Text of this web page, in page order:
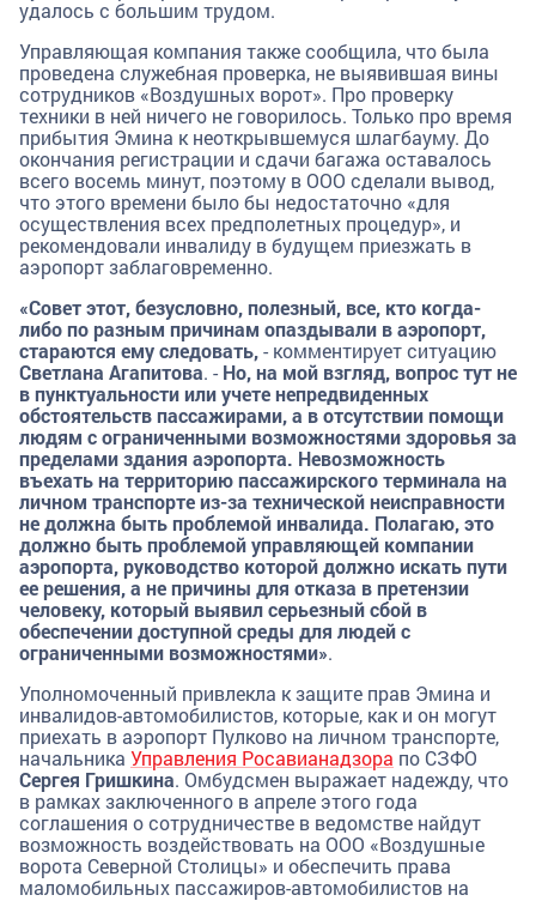
удалось с большим трудом.
Управляющая компания также сообщила, что была
проведена служебная проверка, не выявившая вины
сотрудников «Воздушных ворот». Про проверку
техники в ней ничего не говорилось. Только про время
прибытия Эмина к неоткрывшемуся шлагбауму. До
окончания регистрации и сдачи багажа оставалось
всего восемь минут, поэтому в ООО сделали вывод,
что этого времени было бы недостаточно «для
осуществления всех предполетных процедур», и
рекомендовали инвалиду в будущем приезжать в
аэропорт заблаговременно.
«Совет этот, безусловно, полезный, все, кто когда-
либо по разным причинам опаздывали в аэропорт,
стараются ему следовать,- комментирует ситуацию
Светлана Агапитова. - Но, на мой взгляд, вопрос тут не
в пунктуальности или учете непредвиденных
обстоятельств пассажирами, а в отсутствии помощи
людям с ограниченными возможностями здоровья за
пределами здания аэропорта. Невозможность
въехать на территорию пассажирского терминала на
личном транспорте из-за технической неисправности
не должна быть проблемой инвалида. Полагаю, это
должно быть проблемой управляющей компании
аэропорта, руководство которой должно искать пути
ее решения, а не причины для отказа в претензии
человеку, который выявил серьезный сбой в
обеспечении доступной среды для людей с
ограниченными возможностями».
Уполномоченный привлекла к защите прав Эмина и
инвалидов-автомобилистов, которые, как и он могут
приехать в аэропорт Пулково на личном транспорте,
начальника Управления Росавианадзора по СЗФО
Сергея Гришкина. Омбудсмен выражает надежду, что
в рамках заключенного в апреле этого года
соглашения о сотрудничестве в ведомстве найдут
возможность воздействовать на ООО «Воздушные
ворота Северной Столицы» и обеспечить права
маломобильных пассажиров-автомобилистов на